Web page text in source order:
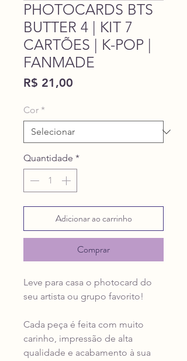
PHOTOCARDS BTS
BUTTER 4 | KIT 7
CARTÕES | K-POP |
FANMADE
R$ 21,00
Cor *
Quantidade *
Adicionar ao carrinho
Comprar
Leve para casa o photocard do
seu artista ou grupo favorito!
Cada peça é feita com muito
carinho, impressão de alta
qualidade e acabamento à sua